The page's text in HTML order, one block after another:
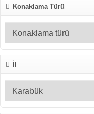
Konaklama Türü